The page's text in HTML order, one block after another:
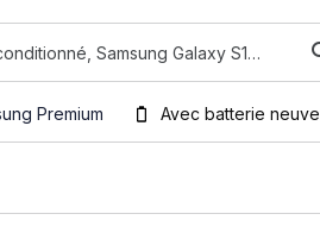
Premium Avec batterie neuve